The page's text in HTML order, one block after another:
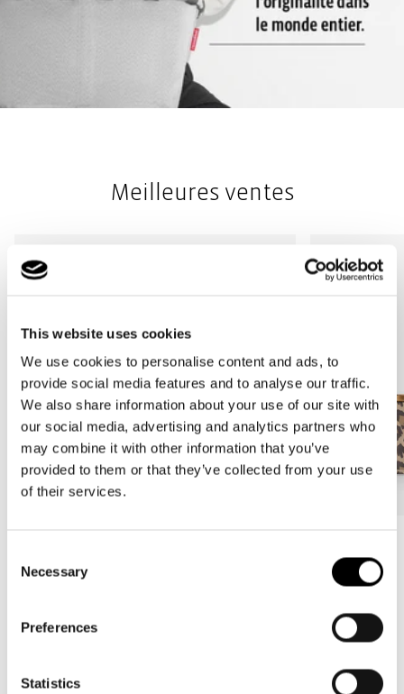
This website uses cookies
We use cookies to personalise content and ads, to
provide social media features and to analyse our traffic.
We also share information about your use of our site with
our social media, advertising and analytics partners who
may combine it with other information that you’ve
provided to them or that they’ve collected from your use
of their services.
Selection
Necessary
Preferences
Statistics
Meilleures ventes
carrybag
habituel
carrybag XS
leo macchiato
habituel